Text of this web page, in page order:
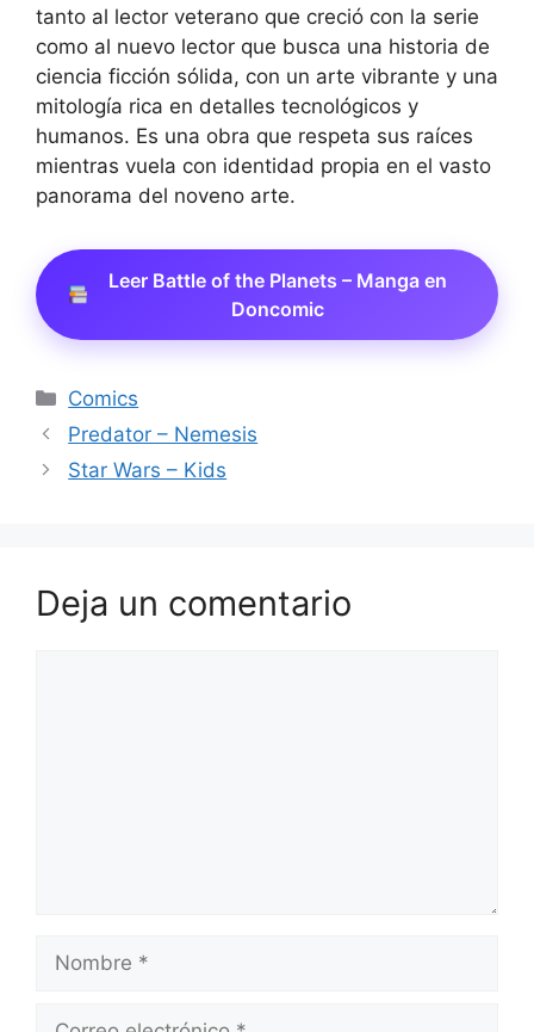
tanto al lector veterano que creció con la serie
como al nuevo lector que busca una historia de
ciencia ficción sólida, con un arte vibrante y una
mitología rica en detalles tecnológicos y
humanos. Es una obra que respeta sus raíces
mientras vuela con identidad propia en el vasto
panorama del noveno arte.
Leer Battle of the Planets – Manga en
Doncomic
Categorías
Comics
Predator – Nemesis
Star Wars – Kids
Deja un comentario
Nombre
Correo